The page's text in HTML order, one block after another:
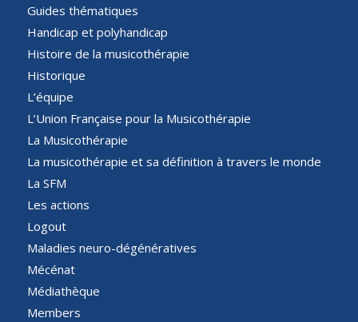
Guides thématiques
Handicap et polyhandicap
Histoire de la musicothérapie
Historique
L’équipe
L’Union Française pour la Musicothérapie
La Musicothérapie
La musicothérapie et sa définition à travers le monde
La SFM
Les actions
Logout
Maladies neuro-dégénératives
Mécénat
Médiathèque
Members